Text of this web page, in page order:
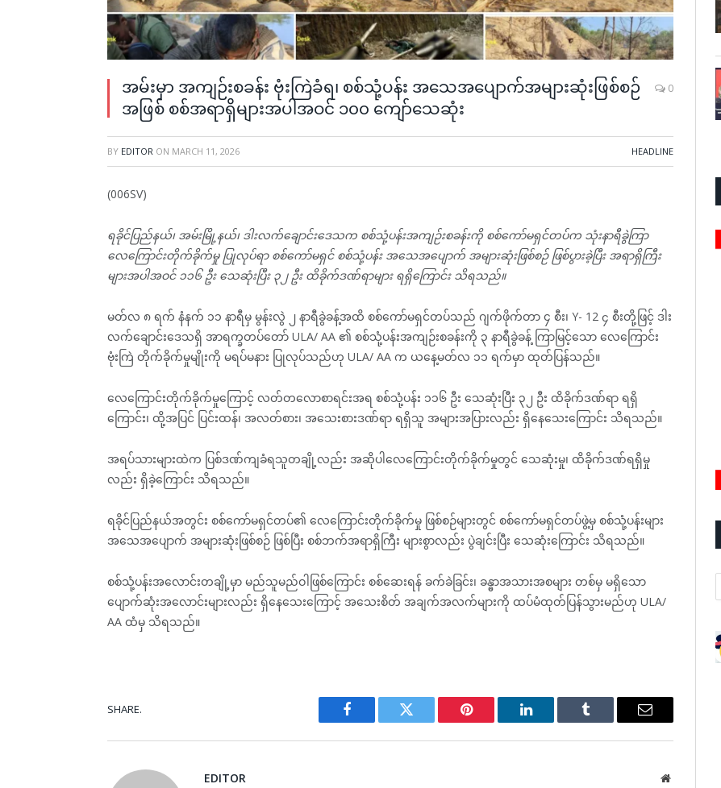
အမ်းမှာ အကျဉ်းစခန်း ဗုံးကြဲခံရ၊ စစ်သုံ့ပန်း အသေအပျောက်အများဆုံးဖြစ်စဉ်
အဖြစ် စစ်အရာရှိများအပါအဝင် ၁၀၀ ကျော်သေဆုံး
0
BY EDITOR ON MARCH 11, 2026 HEADLINE
(006SV)
ရခိုင်ပြည်နယ်၊ အမ်းမြို့နယ်၊ ဒါးလက်ချောင်းဒေသက စစ်သုံ့ပန်းအကျဉ်းစခန်းကို စစ်ကော်မရှင်တပ်က သုံးနာရီခွဲကြာ
လေကြောင်းတိုက်ခိုက်မှု ပြုလုပ်ရာ စစ်ကော်မရှင် စစ်သုံ့ပန်း အသေအပျောက် အများဆုံးဖြစ်စဉ် ဖြစ်ပွားခဲ့ပြီး အရာရှိကြီး
များအပါအဝင် ၁၁၆ ဦး သေဆုံးပြီး ၃၂ ဦး ထိခိုက်ဒဏ်ရာများ ရရှိကြောင်း သိရသည်။
မတ်လ ၈ ရက် နံနက် ၁၁ နာရီမှ မွန်းလွဲ ၂ နာရီခွဲခန့်အထိ စစ်ကော်မရှင်တပ်သည် ဂျက်ဖိုက်တာ ၄ စီး၊ Y- 12 ၄ စီးတို့ဖြင့် ဒါး
လက်ချောင်းဒေသရှိ အာရက္ခတပ်တော် ULA/ AA ၏ စစ်သုံ့ပန်းအကျဉ်းစခန်းကို ၃ နာရီခွဲခန့် ကြာမြင့်သော လေကြောင်း
ဗုံးကြဲ တိုက်ခိုက်မှုမျိုးကို မရပ်မနား ပြုလုပ်သည်ဟု ULA/ AA က ယနေ့မတ်လ ၁၁ ရက်မှာ ထုတ်ပြန်သည်။
လေကြောင်းတိုက်ခိုက်မှုကြောင့် လတ်တလောစာရင်းအရ စစ်သုံ့ပန်း ၁၁၆ ဦး သေဆုံးပြီး ၃၂ ဦး ထိခိုက်ဒဏ်ရာ ရရှိ
ကြောင်း၊ ထို့အပြင် ပြင်းထန်၊ အလတ်စား၊ အသေးစားဒဏ်ရာ ရရှိသူ အများအပြားလည်း ရှိနေသေးကြောင်း သိရသည်။
အရပ်သားများထဲက ပြစ်ဒဏ်ကျခံရသူတချို့လည်း အဆိုပါလေကြောင်းတိုက်ခိုက်မှုတွင် သေဆုံးမှု၊ ထိခိုက်ဒဏ်ရရှိမှု
လည်း ရှိခဲ့ကြောင်း သိရသည်။
ရခိုင်ပြည်နယ်အတွင်း စစ်ကော်မရှင်တပ်၏ လေကြောင်းတိုက်ခိုက်မှု ဖြစ်စဉ်များတွင် စစ်ကော်မရှင်တပ်ဖွဲ့မှ စစ်သုံ့ပန်းများ
အသေအပျောက် အများဆုံးဖြစ်စဉ် ဖြစ်ပြီး စစ်ဘက်အရာရှိကြီး များစွာလည်း ပွဲချင်းပြီး သေဆုံးကြောင်း သိရသည်။
စစ်သုံ့ပန်းအလောင်းတချို့မှာ မည်သူမည်ဝါဖြစ်ကြောင်း စစ်ဆေးရန် ခက်ခဲခြင်း၊ ခန္ဓာအသားအစများ တစ်မှ မရှိသော
ပျောက်ဆုံးအလောင်းများလည်း ရှိနေသေးကြောင့် အသေးစိတ် အချက်အလက်များကို ထပ်မံထုတ်ပြန်သွားမည်ဟု ULA/
AA ထံမှ သိရသည်။
SHARE.
Facebook Twitter Pinterest LinkedIn Tumblr Email
EDITOR Website